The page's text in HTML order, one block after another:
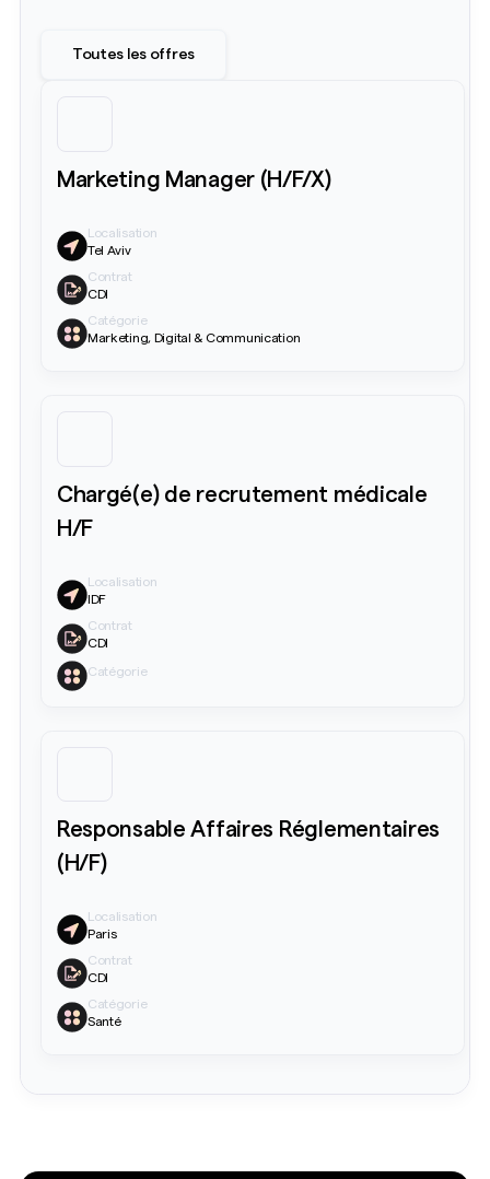
Toutes les offres
Marketing Manager (H/F/X)
Localisation
Tel Aviv
Contrat
CDI
Catégorie
Marketing, Digital & Communication
Chargé(e) de recrutement médicale
H/F
Localisation
IDF
Contrat
CDI
Catégorie
Responsable Affaires Réglementaires
(H/F)
Localisation
Paris
Contrat
CDI
Catégorie
Santé